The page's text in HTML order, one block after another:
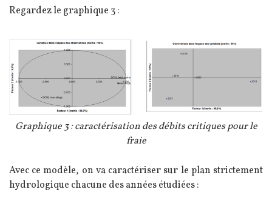
Regardez le graphique 3 :
Image
Légende
Graphique 3 : caractérisation des débits critiques pour le
fraie
Texte
Avec ce modèle, on va caractériser sur le plan strictement
hydrologique chacune des années étudiées :